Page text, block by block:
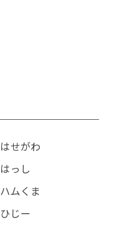
はせがわ
はっし
ハムくま
ひじー